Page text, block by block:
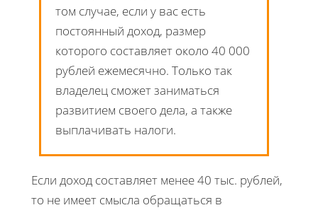
том случае, если у вас есть
постоянный доход, размер
которого составляет около 40 000
рублей ежемесячно. Только так
владелец сможет заниматься
развитием своего дела, а также
выплачивать налоги.
Если доход составляет менее 40 тыс. рублей,
то не имеет смысла обращаться в